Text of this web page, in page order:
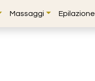
Massaggi Epilazione